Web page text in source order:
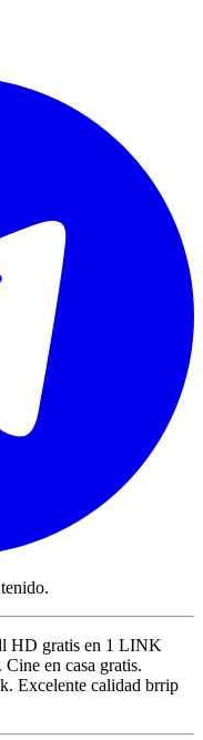
HD gratis en 1 LINK
en casa gratis.
Excelente calidad brrip